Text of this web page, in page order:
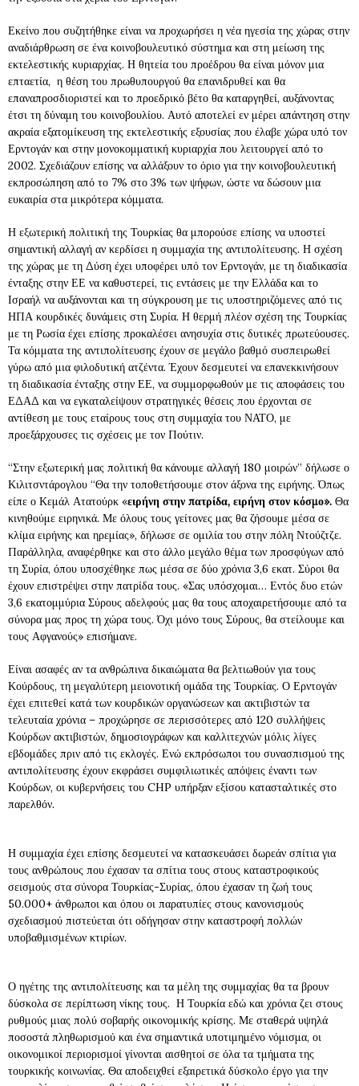
Εκείνο που συζητήθηκε είναι να προχωρήσει η νέα ηγεσία της χώρας στην
αναδιάρθρωση σε ένα κοινοβουλευτικό σύστημα και στη μείωση της
εκτελεστικής κυριαρχίας. Η θητεία του προέδρου θα είναι μόνον μια
επταετία, η θέση του πρωθυπουργού θα επανιδρυθεί και θα
επαναπροσδιοριστεί και το προεδρικό βέτο θα καταργηθεί, αυξάνοντας
έτσι τη δύναμη του κοινοβουλίου. Αυτό αποτελεί εν μέρει απάντηση στην
ακραία εξατομίκευση της εκτελεστικής εξουσίας που έλαβε χώρα υπό τον
Ερντογάν και στην μονοκομματική κυριαρχία που λειτουργεί από το
2002. Σχεδιάζουν επίσης να αλλάξουν το όριο για την κοινοβουλευτική
εκπροσώπηση από το 7% στο 3% των ψήφων, ώστε να δώσουν μια
ευκαιρία στα μικρότερα κόμματα.
Η εξωτερική πολιτική της Τουρκίας θα μπορούσε επίσης να υποστεί
σημαντική αλλαγή αν κερδίσει η συμμαχία της αντιπολίτευσης. Η σχέση
της χώρας με τη Δύση έχει υποφέρει υπό τον Ερντογάν, με τη διαδικασία
ένταξης στην ΕΕ να καθυστερεί, τις εντάσεις με την Ελλάδα και το
Ισραήλ να αυξάνονται και τη σύγκρουση με τις υποστηριζόμενες από τις
ΗΠΑ κουρδικές δυνάμεις στη Συρία. Η θερμή πλέον σχέση της Τουρκίας
με τη Ρωσία έχει επίσης προκαλέσει ανησυχία στις δυτικές πρωτεύουσες.
Τα κόμματα της αντιπολίτευσης έχουν σε μεγάλο βαθμό συσπειρωθεί
γύρω από μια φιλοδυτική ατζέντα. Έχουν δεσμευτεί να επανεκκινήσουν
τη διαδικασία ένταξης στην ΕΕ, να συμμορφωθούν με τις αποφάσεις του
ΕΔΑΔ και να εγκαταλείψουν στρατηγικές θέσεις που έρχονται σε
αντίθεση με τους εταίρους τους στη συμμαχία του ΝΑΤΟ, με
προεξάρχουσες τις σχέσεις με τον Πούτιν.
“Στην εξωτερική μας πολιτική θα κάνουμε αλλαγή 180 μοιρών” δήλωσε ο
Κιλιτσντάρογλου “Θα την τοποθετήσουμε στον άξονα της ειρήνης. Όπως
είπε ο Κεμάλ Ατατούρκ «ειρήνη στην πατρίδα, ειρήνη στον κόσμο». Θα
κινηθούμε ειρηνικά. Με όλους τους γείτονες μας θα ζήσουμε μέσα σε
κλίμα ειρήνης και ηρεμίας», δήλωσε σε ομιλία του στην πόλη Ντούζτζε.
Παράλληλα, αναφέρθηκε και στο άλλο μεγάλο θέμα των προσφύγων από
τη Συρία, όπου υποσχέθηκε πως μέσα σε δύο χρόνια 3,6 εκατ. Σύροι θα
έχουν επιστρέψει στην πατρίδα τους. «Σας υπόσχομαι… Εντός δυο ετών
3,6 εκατομμύρια Σύρους αδελφούς μας θα τους αποχαιρετήσουμε από τα
σύνορα μας προς τη χώρα τους. Όχι μόνο τους Σύρους, θα στείλουμε και
τους Αφγανούς» επισήμανε.
Είναι ασαφές αν τα ανθρώπινα δικαιώματα θα βελτιωθούν για τους
Κούρδους, τη μεγαλύτερη μειονοτική ομάδα της Τουρκίας. Ο Ερντογάν
έχει επιτεθεί κατά των κουρδικών οργανώσεων και ακτιβιστών τα
τελευταία χρόνια – προχώρησε σε περισσότερες από 120 συλλήψεις
Κούρδων ακτιβιστών, δημοσιογράφων και καλλιτεχνών μόλις λίγες
εβδομάδες πριν από τις εκλογές. Ενώ εκπρόσωποι του συνασπισμού της
αντιπολίτευσης έχουν εκφράσει συμφιλιωτικές απόψεις έναντι των
Κούρδων, οι κυβερνήσεις του CHP υπήρξαν εξίσου κατασταλτικές στο
παρελθόν.
Η συμμαχία έχει επίσης δεσμευτεί να κατασκευάσει δωρεάν σπίτια για
τους ανθρώπους που έχασαν τα σπίτια τους στους καταστροφικούς
σεισμούς στα σύνορα Τουρκίας-Συρίας, όπου έχασαν τη ζωή τους
50.000+ άνθρωποι και όπου οι παρατυπίες στους κανονισμούς
σχεδιασμού πιστεύεται ότι οδήγησαν στην καταστροφή πολλών
υποβαθμισμένων κτιρίων.
Ο ηγέτης της αντιπολίτευσης και τα μέλη της συμμαχίας θα τα βρουν
δύσκολα σε περίπτωση νίκης τους. Η Τουρκία εδώ και χρόνια ζει στους
ρυθμούς μιας πολύ σοβαρής οικονομικής κρίσης. Με σταθερά υψηλά
ποσοστά πληθωρισμού και ένα σημαντικά υποτιμημένο νόμισμα, οι
οικονομικοί περιορισμοί γίνονται αισθητοί σε όλα τα τμήματα της
τουρκικής κοινωνίας. Θα αποδειχθεί εξαιρετικά δύσκολο έργο για την